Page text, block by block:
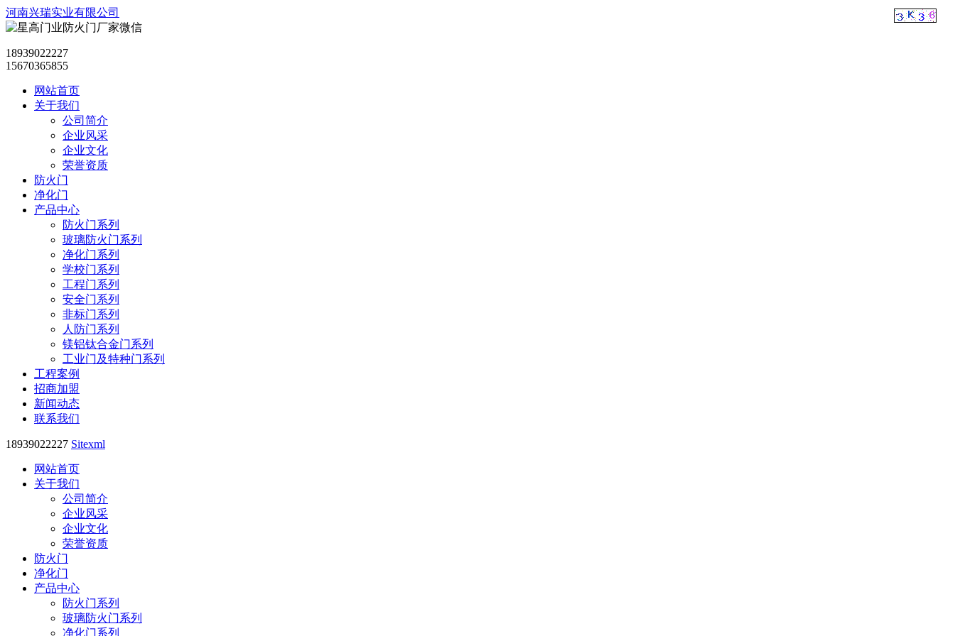
河南兴瑞实业有限公司
18939022227
15670365855
网站首页
关于我们
公司简介
企业风采
企业文化
荣誉资质
防火门
净化门
产品中心
防火门系列
玻璃防火门系列
净化门系列
学校门系列
工程门系列
安全门系列
非标门系列
人防门系列
镁铝钛合金门系列
工业门及特种门系列
工程案例
招商加盟
新闻动态
联系我们
18939022227 Sitexml
网站首页
关于我们
公司简介
企业风采
企业文化
荣誉资质
防火门
净化门
产品中心
防火门系列
玻璃防火门系列
净化门系列